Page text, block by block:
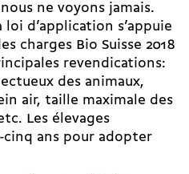
ne voyons jamais.
d’application s’appuie
charges Bio Suisse 2018
revendications:
des animaux,
air, taille maximale des
Les élevages
ans pour adopter